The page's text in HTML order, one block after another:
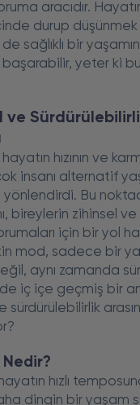
aracıdır.
durup
sağlıklı bir yaşamın
başarabilir, yeter ki
ve
hızının ve
insanı alternatif
yönlendirdi. Bu
bireylerin zihinsel ve
için bir yol
mod, sadece bir
aynı zamanda
iç içe geçmiş bir
sürdürülebilirlik
Nedir?
hızlı
dingin bir yaşam